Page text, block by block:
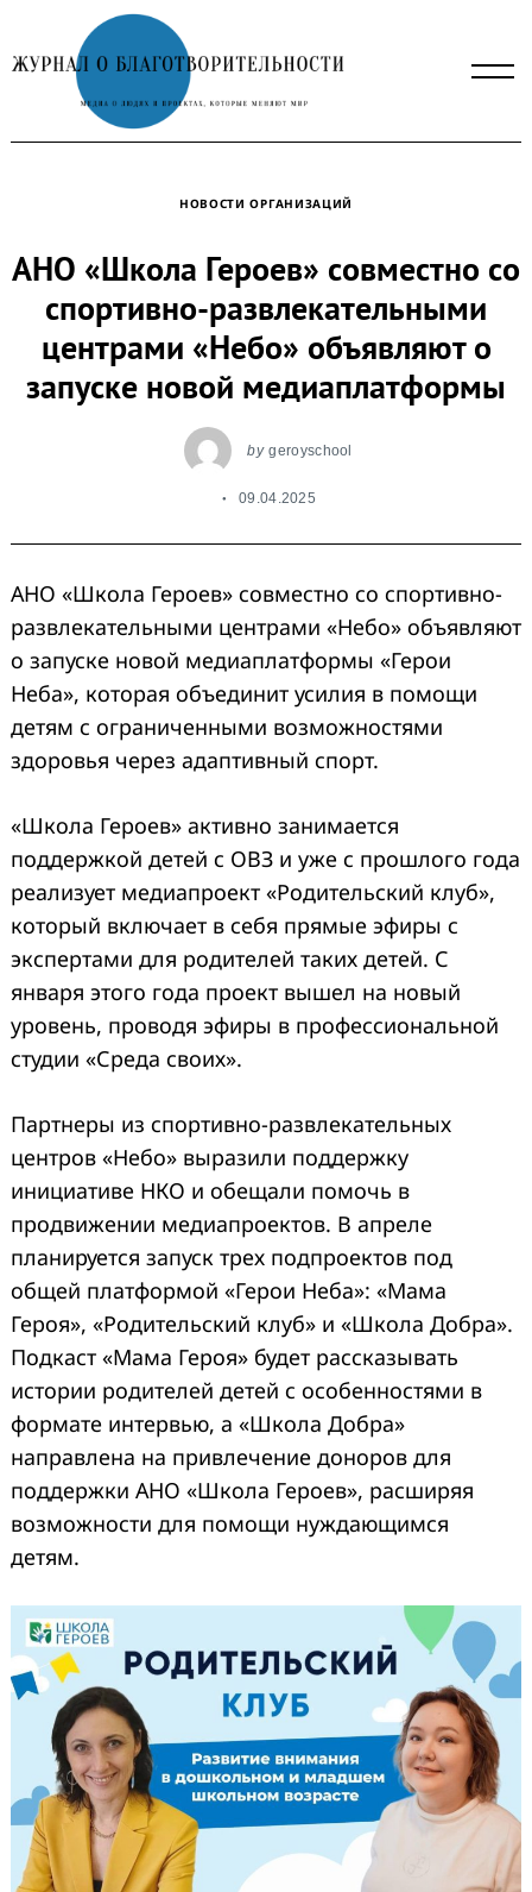
to
content
НОВОСТИ ОРГАНИЗАЦИЙ
АНО «Школа Героев» совместно со
спортивно-развлекательными
центрами «Небо» объявляют о
запуске новой медиаплатформы
by geroyschool
09.04.2025
АНО «Школа Героев» совместно со спортивно-
развлекательными центрами «Небо» объявляют
о запуске новой медиаплатформы «Герои
Неба», которая объединит усилия в помощи
детям с ограниченными возможностями
здоровья через адаптивный спорт.
«Школа Героев» активно занимается
поддержкой детей с ОВЗ и уже с прошлого года
реализует медиапроект «Родительский клуб»,
который включает в себя прямые эфиры с
экспертами для родителей таких детей. С
января этого года проект вышел на новый
уровень, проводя эфиры в профессиональной
студии «Среда своих».
Партнеры из спортивно-развлекательных
центров «Небо» выразили поддержку
инициативе НКО и обещали помочь в
продвижении медиапроектов. В апреле
планируется запуск трех подпроектов под
общей платформой «Герои Неба»: «Мама
Героя», «Родительский клуб» и «Школа Добра».
Подкаст «Мама Героя» будет рассказывать
истории родителей детей с особенностями в
формате интервью, а «Школа Добра»
направлена на привлечение доноров для
поддержки АНО «Школа Героев», расширяя
возможности для помощи нуждающимся
детям.